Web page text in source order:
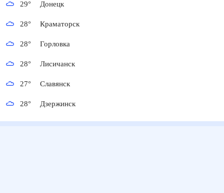
29° Донецк
28° Краматорск
28° Горловка
28° Лисичанск
27° Славянск
28° Дзержинск